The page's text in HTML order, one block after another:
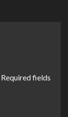
Required fields